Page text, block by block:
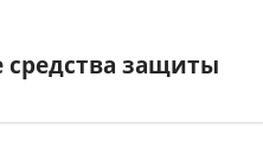
защиты